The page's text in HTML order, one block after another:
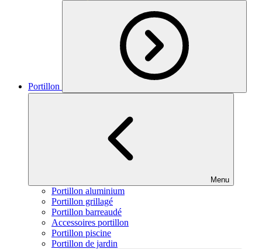
Portillon
Menu
Portillon aluminium
Portillon grillagé
Portillon barreaudé
Accessoires portillon
Portillon piscine
Portillon de jardin